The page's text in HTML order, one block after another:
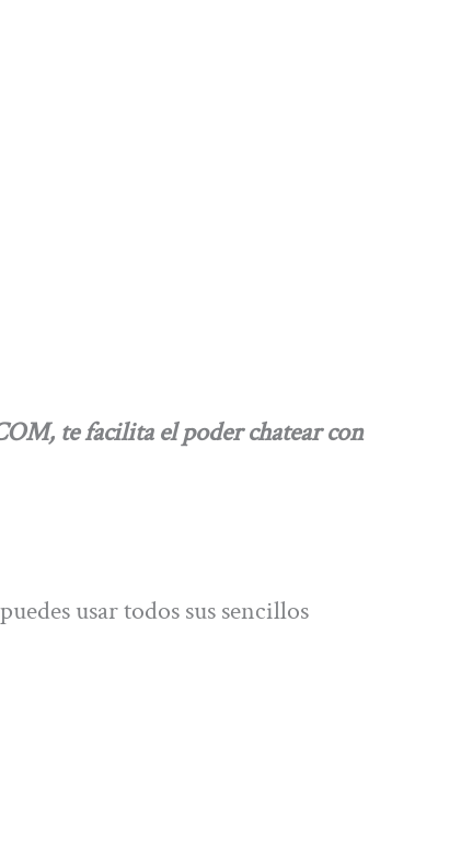
te facilita el poder chatear con
usar todos sus sencillos